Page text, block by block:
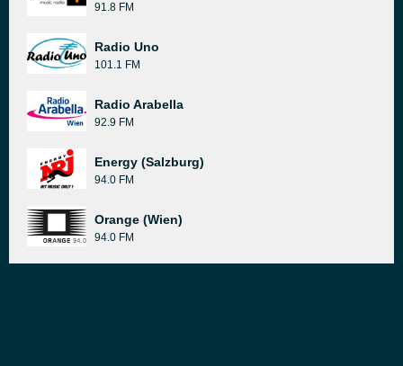
91.8 FM
Radio Uno
101.1 FM
Radio Arabella
92.9 FM
Energy (Salzburg)
94.0 FM
Orange (Wien)
94.0 FM